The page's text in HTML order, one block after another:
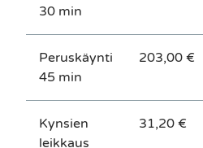
30 min
Peruskäynti
45 min
203,00 €
Kynsien
leikkaus
31,20 €